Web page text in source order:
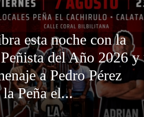
esta noche con la
del Año 2026 y
a Pedro Pérez
la Peña el...